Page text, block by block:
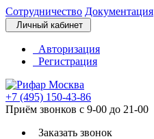
Сотрудничество Документация
Личный кабинет
Авторизация
Регистрация
+7 (495) 150-43-86
Приём звонков с 9-00 до 21-00
Заказать звонок